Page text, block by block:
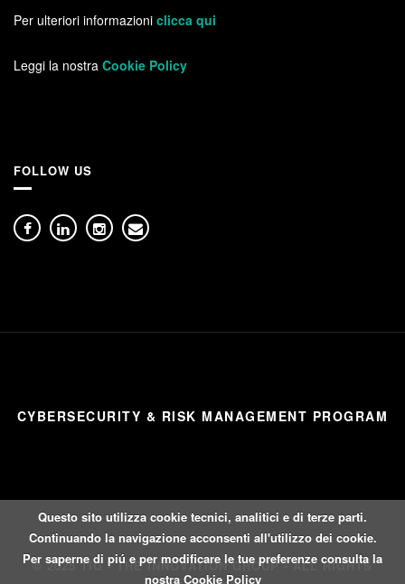
Per ulteriori informazioni clicca qui
Leggi la nostra Cookie Policy
FOLLOW US
CYBERSECURITY & RISK MANAGEMENT PROGRAM
© 2025 TIG - THE INNOVATION GROUP - ALL RIGHTS
Questo sito utilizza cookie tecnici, analitici e di terze parti.
Continuando la navigazione acconsenti all'utilizzo dei cookie.
Per saperne di piú e per modificare le tue preferenze consulta la
nostra Cookie Policy